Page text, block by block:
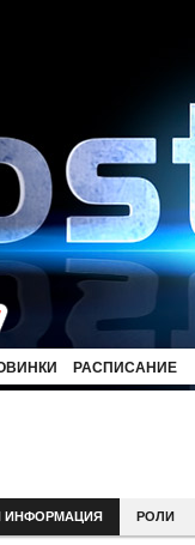
РАСПИСАНИЕ
ИНФОРМАЦИЯ РОЛИ